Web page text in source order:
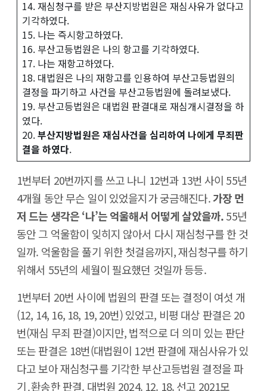
14. 재심청구를 받은 부산지방법원은 재심사유가 없다고
기각하였다.
15. 나는 즉시항고하였다.
16. 부산고등법원은 나의 항고를 기각하였다.
17. 나는 재항고하였다.
18. 대법원은 나의 재항고를 인용하여 부산고등법원의
결정을 파기하고 사건을 부산고등법원에 돌려보냈다.
19. 부산고등법원은 대법원 판결대로 재심개시결정을 하
였다.
20.부산지방법원은 재심사건을 심리하여 나에게 무죄판
결을 하였다.
1번부터 20번까지를 쓰고 나니 12번과 13번 사이 55년
4개월 동안 무슨 일이 있었을지가 궁금해진다.가장 먼
저 드는 생각은 ‘나’는 억울해서 어떻게 살았을까.55년
동안 그 억울함이 잊히지 않아서 다시 재심청구를 한 것
일까. 억울함을 풀기 위한 첫걸음까지, 재심청구를 하기
위해서 55년의 세월이 필요했던 것일까 등등.
1번부터 20번 사이에 법원의 판결 또는 결정이 여섯 개
(12, 14, 16, 18, 19, 20번) 있었고, 비평 대상 판결은 20
번(재심 무죄 판결)이지만, 법적으로 더 의미 있는 판단
또는 판결은 18번(대법원이 12번 판결에 재심사유가 있
다고 보아 재심청구를 기각한 부산고등법원 결정을 파
기․환송한 판결. 대법원 2024. 12. 18. 선고 2021모